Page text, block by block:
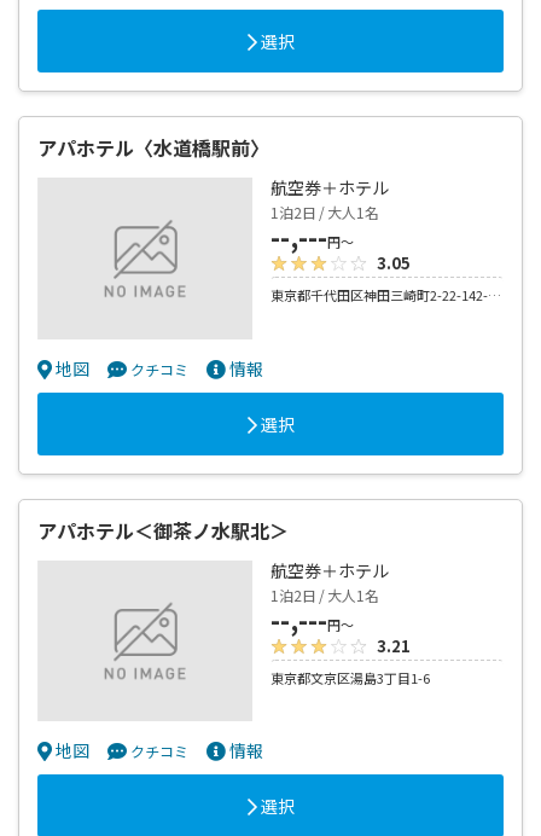
選択
アパホテル〈水道橋駅前〉
航空券＋ホテル
1泊2日 / 大人1名
--,---円～
3.05
東京都千代田区神田三崎町2-22-142-22-14
地図 クチコミ 情報
選択
アパホテル＜御茶ノ水駅北＞
航空券＋ホテル
1泊2日 / 大人1名
--,---円～
3.21
東京都文京区湯島3丁目1-6
地図 クチコミ 情報
選択